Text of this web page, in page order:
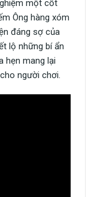
một cốt
Ông hàng xóm
đáng sợ của
lộ những bí ẩn
hẹn mang lại
người chơi.